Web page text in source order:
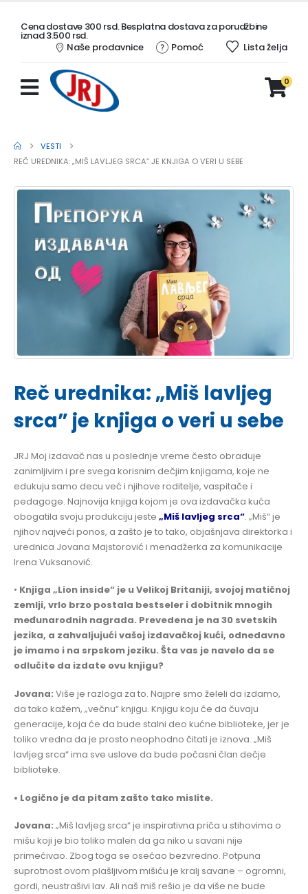
Cena dostave 300 rsd. Besplatna dostava za porudžbine
iznad 3.500 rsd.
Naše prodavnice
Pomoć Lista želja
0
VESTI
REČ UREDNIKA: „MIŠ LAVLJEG SRCA” JE KNJIGA O VERI U SEBE
Reč urednika: „Miš lavljeg
srca” je knjiga o veri u sebe
JRJ Moj izdavač nas u poslednje vreme često obraduje
zanimljivim i pre svega korisnim dečjim knjigama, koje ne
edukuju samo decu već i njihove roditelje, vaspitače i
pedagoge. Najnovija knjiga kojom je ova izdavačka kuća
obogatila svoju produkciju jeste „Miš lavljeg srca“. „Miš“ je
njihov najveći ponos, a zašto je to tako, objašnjava direktorka i
urednica Jovana Majstorović i menadžerka za komunikacije
Irena Vuksanović.
• Knjiga „Lion inside“ je u Velikoj Britaniji, svojoj matičnoj
zemlji, vrlo brzo postala bestseler i dobitnik mnogih
međunarodnih nagrada. Prevedena je na 30 svetskih
jezika, a zahvaljujući vašoj izdavačkoj kući, odnedavno
je imamo i na srpskom jeziku. Šta vas je navelo da se
odlučite da izdate ovu knjigu?
Jovana: Više je razloga za to. Najpre smo želeli da izdamo,
da tako kažem, „večnu“ knjigu. Knjigu koju će da čuvaju
generacije, koja će da bude stalni deo kućne biblioteke, jer je
toliko vredna da je prosto neophodno čitati je iznova. „Miš
lavljeg srca“ ima sve uslove da bude počasni član dečje
biblioteke.
• Logično je da pitam zašto tako mislite.
Jovana: „Miš lavljeg srca“ je inspirativna priča u stihovima o
mišu koji je bio toliko malen da ga niko u savani nije
primećivao. Zbog toga se osećao bezvredno. Potpuna
suprotnost ovom plašljivom mišiću je kralj savane – ogromni,
gordi, neustrašivi lav. Ali naš miš rešio je da više ne bude